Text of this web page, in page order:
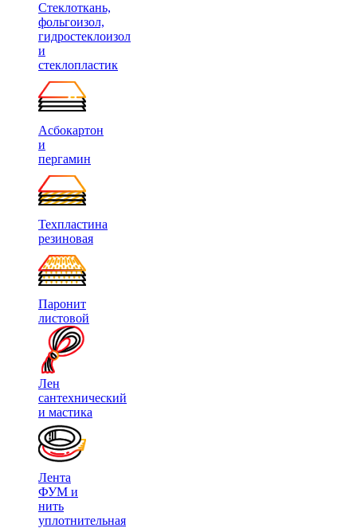
Стеклоткань,
фольгоизол,
гидростеклоизол
и
стеклопластик
Асбокартон
и
пергамин
Техпластина
резиновая
Паронит
листовой
Лен
сантехнический
и мастика
Лента
ФУМ и
нить
уплотнительная